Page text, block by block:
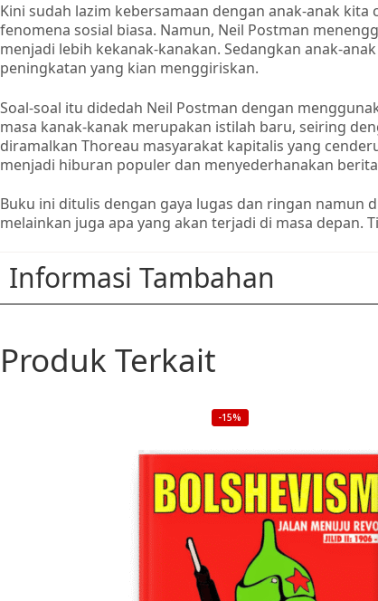
Kini sudah lazim kebersamaan dengan anak-anak
fenomena sosial biasa. Namun, Neil Postman
menjadi lebih kekanak-kanakan. Sedangkan anak-
peningkatan yang kian menggiriskan.
Soal-soal itu didedah Neil Postman dengan
masa kanak-kanak merupakan istilah baru, seiring
diramalkan Thoreau masyarakat kapitalis yang
menjadi hiburan populer dan menyederhanakan
Buku ini ditulis dengan gaya lugas dan ringan namun
melainkan juga apa yang akan terjadi di masa depan.
Informasi Tambahan
Produk Terkait
-15%